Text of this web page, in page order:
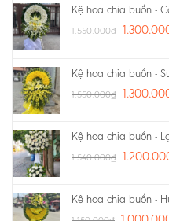
Kệ hoa chia buồn -
1.550.000₫
Kệ hoa chia buồn -
1.550.000₫
Kệ hoa chia buồn -
1.540.000₫
Kệ hoa chia buồn -